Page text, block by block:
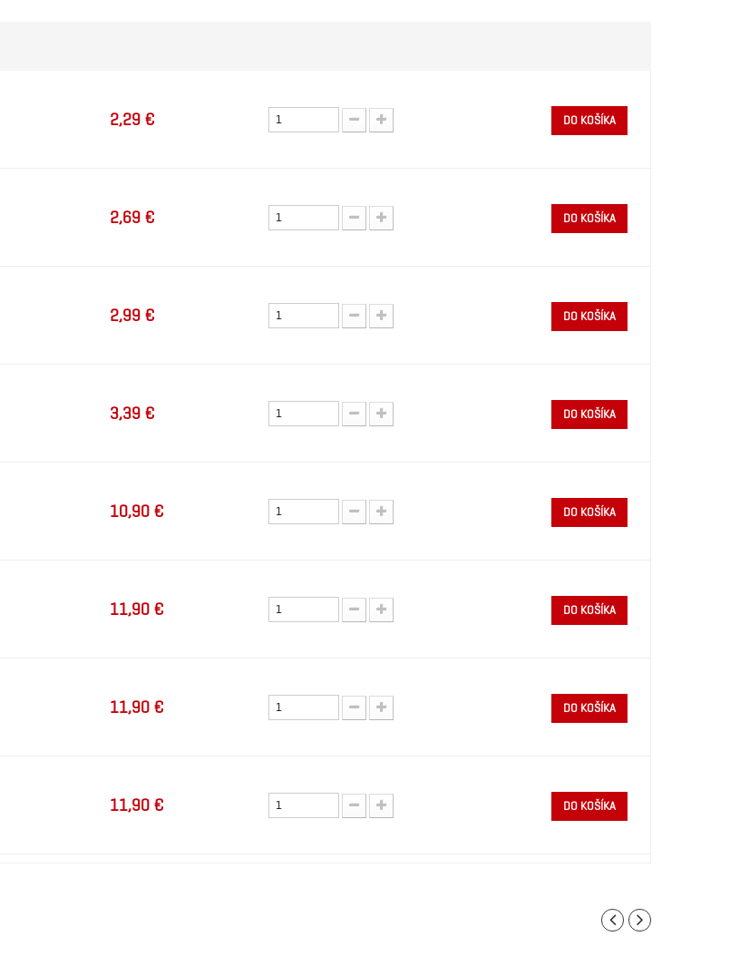
2,29 € DO KOŠÍKA
2,69 € DO KOŠÍKA
2,99 € DO KOŠÍKA
3,39 € DO KOŠÍKA
10,90 € DO KOŠÍKA
11,90 € DO KOŠÍKA
11,90 € DO KOŠÍKA
11,90 € DO KOŠÍKA